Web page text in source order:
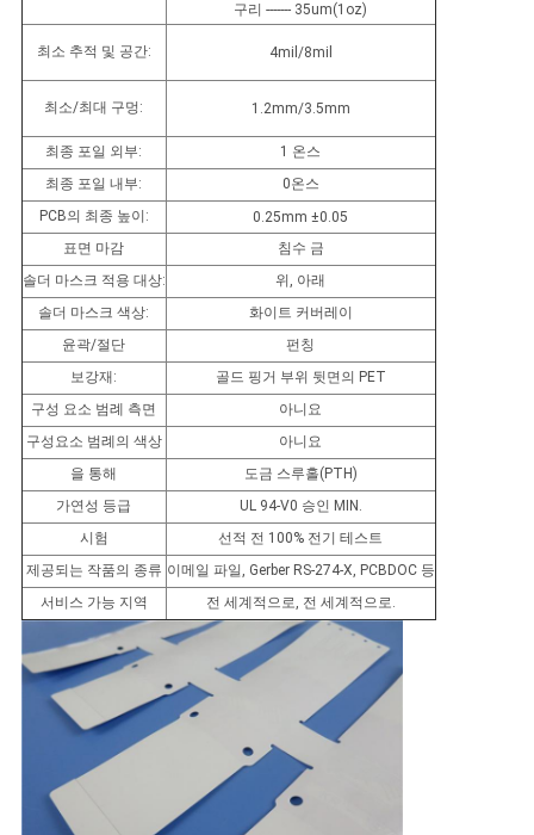
이
트
맵
개
인
정
보
보
호
정
책
구리 ------- 35um(1oz)
최소 추적 및 공간: 4mil/8mil
최소/최대 구멍: 1.2mm/3.5mm
최종 포일 외부:
1 온스
최종 포일 내부:
0온스
PCB의 최종 높이:
0.25mm ±0.05
표면 마감
침수 금
솔더 마스크 적용 대상:
위, 아래
솔더 마스크 색상:
화이트 커버레이
윤곽/절단
펀칭
보강재:
골드 핑거 부위 뒷면의 PET
구성 요소 범례 측면
아니요
구성요소 범례의 색상
아니요
을 통해
도금 스루홀(PTH)
가연성 등급
UL 94-V0 승인 MIN.
시험
선적 전 100% 전기 테스트
제공되는 작품의 종류 이메일 파일, Gerber RS-274-X, PCBDOC 등
서비스 가능 지역
전 세계적으로, 전 세계적으로.